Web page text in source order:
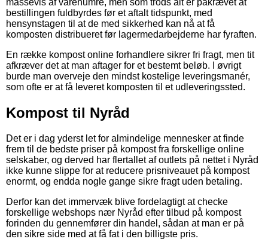
bestillingen fuldbyrdes før et aftalt tidspunkt, med
hensynstagen til at de med sikkerhed kan nå at få
komposten distribueret før lagermedarbejderne har fyraften.
En række kompost online forhandlere sikrer fri fragt, men tit
afkræver det at man aftager for et bestemt beløb. I øvrigt
burde man overveje den mindst kostelige leveringsmanér,
som ofte er at få leveret komposten til et udleveringssted.
Kompost til Nyråd
Det er i dag yderst let for almindelige mennesker at finde
frem til de bedste priser på kompost fra forskellige online
selskaber, og derved har flertallet af outlets på nettet i Nyråd
ikke kunne slippe for at reducere prisniveauet på kompost
enormt, og endda nogle gange sikre fragt uden betaling.
Derfor kan det immervæk blive fordelagtigt at checke
forskellige webshops nær Nyråd efter tilbud på kompost
forinden du gennemfører din handel, sådan at man er på
den sikre side med at få fat i den billigste pris.